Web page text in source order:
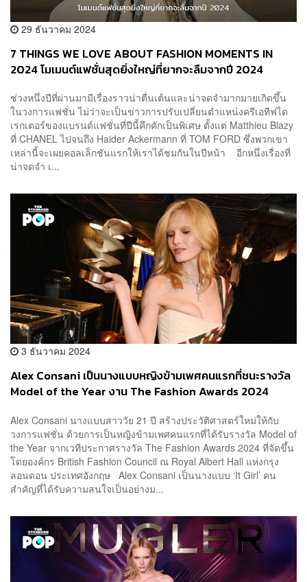
29 ธันวาคม 2024
7 THINGS WE LOVE ABOUT FASHION MOMENTS IN
2024 โมเมนต์แฟชั่นสุดยิ่งใหญ่ที่ยากจะลืมจากปี 2024
ช่วงหนึ่งปีที่ผ่านมามีเรื่องราวน่าตื่นเต้นและน่าจดจำมากมายเกิดขึ้น
ในวงการแฟชั่น ไม่ว่าจะเป็นข่าวการปรับเปลี่ยนตำแหน่งครีเอทีฟได
เรกเตอร์ของแบรนด์แฟชั่นที่ปีนี้คึกคักเป็นพิเศษ ตั้งแต่ Matthieu Blazy
ที่ CHANEL ไปจนถึง Haider Ackermann ที่ TOM FORD ซึ่งพวกเขา
เหล่านี้จะเผยคอลเล็กชันแรกให้เราได้ชมกันในปีหน้า อีกหนึ่งเรื่องที่
น่าจดจำ เ...
3 ธันวาคม 2024
Alex Consani เป็นนางแบบหญิงข้ามเพศคนแรกที่ชนะรางวัล
Model of the Year งาน The Fashion Awards 2024
Alex Consani นางแบบสาววัย 21 ปี สร้างประวัติศาสตร์ใหม่ให้กับ
วงการแฟชั่น ด้วยการเป็นหญิงข้ามเพศคนแรกที่ได้รับรางวัล Model of
the Year จากเวทีประกาศรางวัล The Fashion Awards 2024 ที่จัดขึ้น
โดยองค์กร British Fashion Council ณ Royal Albert Hall แห่งกรุง
ลอนดอน ประเทศอังกฤษ Alex Consani เป็นนางแบบ ‘It Girl’ คน
สำคัญที่ได้รับความสนใจเป็นอย่างม...